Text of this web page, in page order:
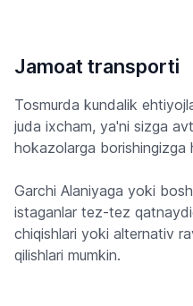
Jamoat transporti
Tosmurda kundalik
juda ixcham, ya'ni sizga
hokazolarga borishingizga
Garchi Alaniyaga yoki
istaganlar tez-tez
chiqishlari yoki alternativ
qilishlari mumkin.